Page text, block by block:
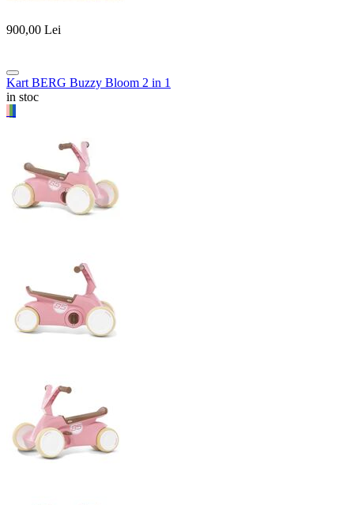
900,00 Lei
Kart BERG Buzzy Bloom 2 in 1
in stoc